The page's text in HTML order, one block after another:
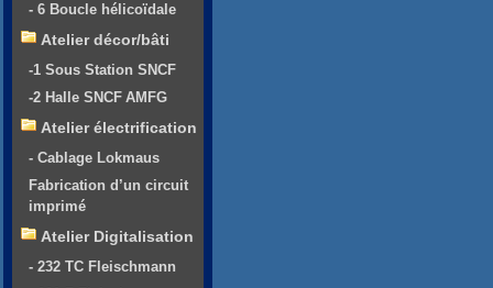
- 6 Boucle hélicoïdale
Atelier décor/bâti
-1 Sous Station SNCF
-2 Halle SNCF AMFG
Atelier électrification
- Cablage Lokmaus
Fabrication d’un circuit
imprimé
Atelier Digitalisation
- 232 TC Fleischmann